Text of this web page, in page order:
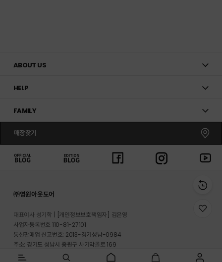
ABOUT US
HELP
FAMILY
매장찾기
㈜영원아웃도어
대표이사 성기학
[개인정보보호책임자] 김은영
사업자등록번호 110-81-27101
통신판매업 신고번호: 2013-경기성남-0984
주소: 경기도 성남시 중원구 사기막골로 169
반송지 주소 : 경기도 이천시 마장면 프리미엄 아울렛로 33-20
위
이